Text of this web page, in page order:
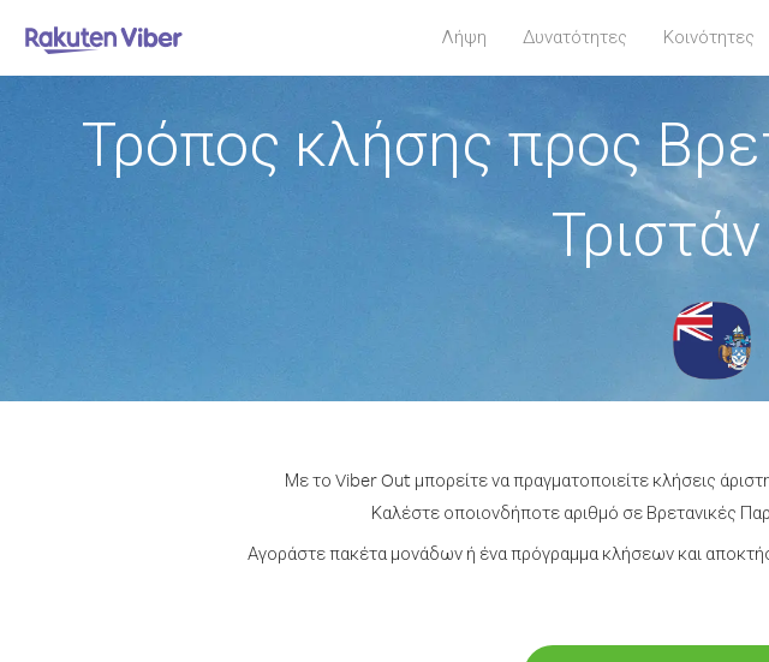
Λήψη Δυνατότητες Κοινότητες
Τρόπος κλήσης προς
Με το Viber Out μπορείτε να πραγματοποιείτε κλήσεις
Καλέστε οποιονδήποτε αριθμό σε Βρετανικές
Αγοράστε πακέτα μονάδων ή ένα πρόγραμμα κλήσεων και